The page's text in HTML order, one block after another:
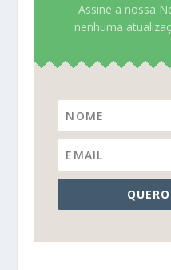
Assine a nossa
nenhuma